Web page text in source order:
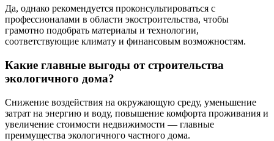
Да, однако рекомендуется проконсультироваться с
профессионалами в области экостроительства, чтобы
грамотно подобрать материалы и технологии,
соответствующие климату и финансовым возможностям.
Какие главные выгоды от строительства
экологичного дома?
Снижение воздействия на окружающую среду, уменьшение
затрат на энергию и воду, повышение комфорта проживания и
увеличение стоимости недвижимости — главные
преимущества экологичного частного дома.